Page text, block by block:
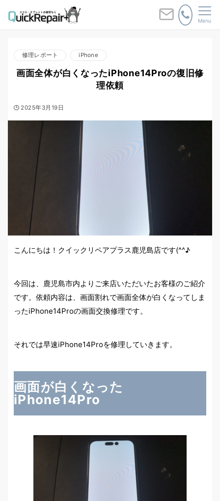
Menu
修理レポート iPhone
画面全体が白くなったiPhone14Proの復旧修
理依頼
2025年3月19日
こんにちは！クイックリペアプラス鹿児島店です(^^♪
今回は、鹿児島市内よりご来店いただいたお客様のご紹介
です。依頼内容は、画面割れで画面全体が白くなってしま
ったiPhone14Proの画面交換修理です。
それでは早速iPhone14Proを修理していきます。
画面が白くなった
iPhone14Pro